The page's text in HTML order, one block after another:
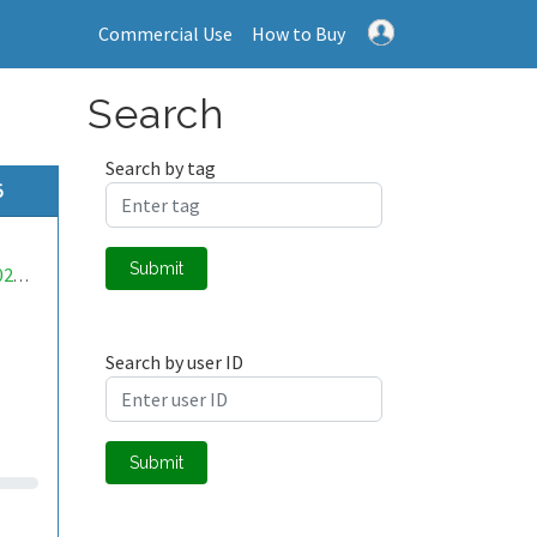
Commercial Use How to Buy
mwa0000025484635
Search
Search by tag
Submit
Search by user ID
Submit